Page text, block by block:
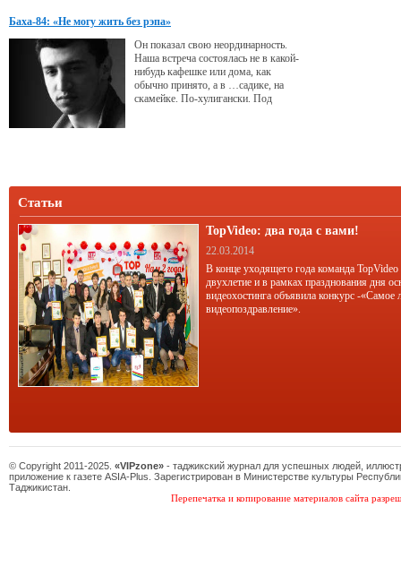
документальных фильмов, снятых на
киностудиях Таджикистана, России и
Франции. Она - Гульбахор Мирзоева.
Или
Баха-84: «Не могу жить без рэпа»
Он показал свою неординарность.
Наша встреча состоялась не в какой-
нибудь кафешке или дома, как
обычно принято, а в …садике, на
скамейке. По-хулигански. Под
Статьи
TopVideo: два года с вами!
22.03.2014
В конце уходящего года команда TopVideo
двухлетие и в рамках празднования дня
видеохостинга объявила конкурс -«Самое
видеопоздравление».
© Copyright 2011-2025. «VIPzone» - таджикский журнал для успешных людей,
приложение к газете ASIA-Plus. Зарегистрирован в Министерстве культуры
Таджикистан.
Перепечатка и копирование материалов сайта